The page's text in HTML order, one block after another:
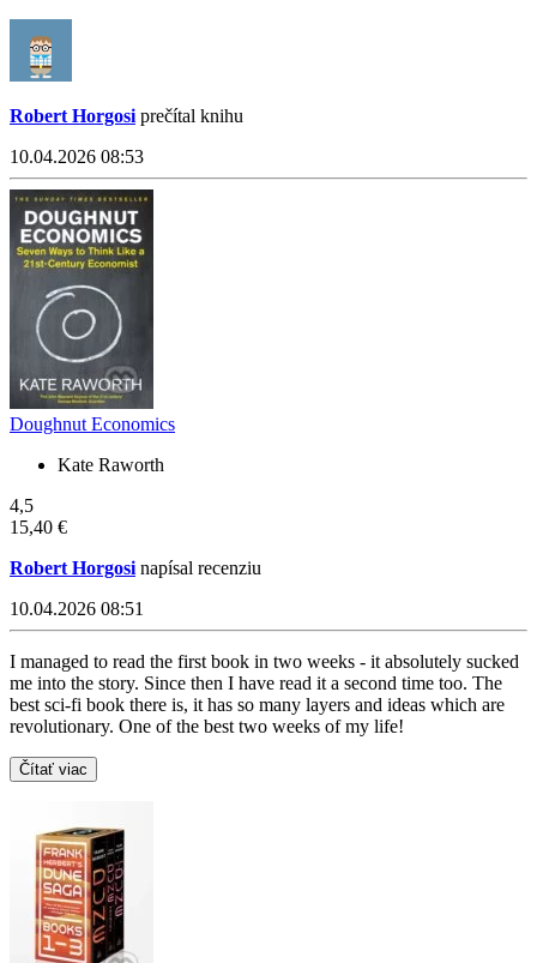
Robert Horgosi prečítal knihu
10.04.2026 08:53
Doughnut Economics
Kate Raworth
4,5
15,40 €
Robert Horgosi napísal recenziu
10.04.2026 08:51
I managed to read the first book in two weeks - it absolutely sucked
me into the story. Since then I have read it a second time too. The
best sci-fi book there is, it has so many layers and ideas which are
revolutionary. One of the best two weeks of my life!
Čítať viac